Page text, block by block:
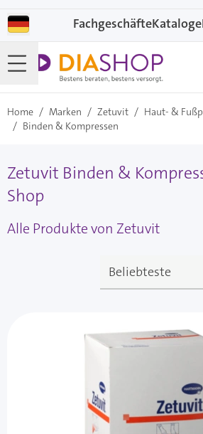
FachgeschäfteKataloge
Home / Marken / Zetuvit / Haut- &
/ Binden & Kompressen
Zetuvit Binden &
Shop
Alle Produkte von Zetuvit